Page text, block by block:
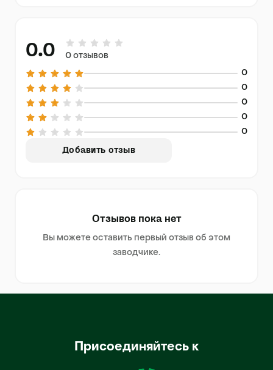
0.0 0 отзывов
0
0
0
0
0
Добавить отзыв
Отзывов пока нет
Вы можете оставить первый отзыв об этом
заводчике.
Присоединяйтесь к